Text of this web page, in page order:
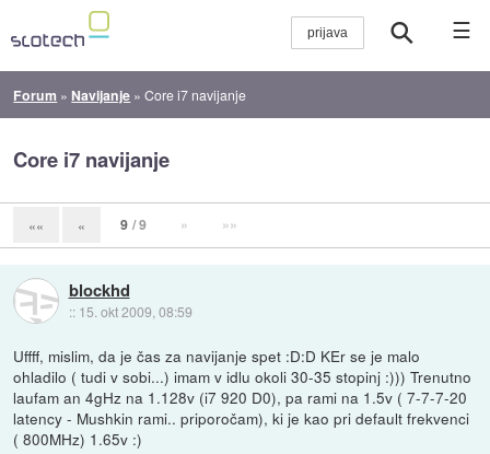
☰
Forum » Navijanje »Core i7 navijanje
Core i7 navijanje
«« « 9 / 9 » »»
blockhd
:: 15. okt 2009, 08:59
Uffff, mislim, da je čas za navijanje spet :D:D KEr se je malo
ohladilo ( tudi v sobi...) imam v idlu okoli 30-35 stopinj :))) Trenutno
laufam an 4gHz na 1.128v (i7 920 D0), pa rami na 1.5v ( 7-7-7-20
latency - Mushkin rami.. priporočam), ki je kao pri default frekvenci
( 800MHz) 1.65v :)